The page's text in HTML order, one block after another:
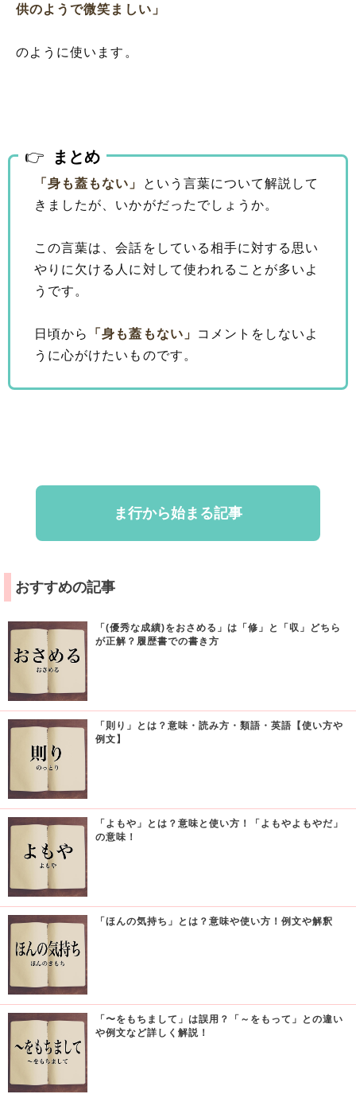
供のようで微笑ましい」
のように使います。
まとめ
「身も蓋もない」
という言葉について解説して
きましたが、いかがだったでしょうか。
この言葉は、会話をしている相手に対する思い
やりに欠ける人に対して使われることが多いよ
うです。
日頃から 「身も蓋もない」
コメントをしないよ
うに心がけたいものです。
ま行から始まる記事
おすすめの記事
「(優秀な成績)をおさめる」は「修」と「収」どちら
が正解？履歴書での書き方
「則り」とは？意味・読み方・類語・英語【使い方や
例文】
「よもや」とは？意味と使い方！「よもやよもやだ」
の意味！
「ほんの気持ち」とは？意味や使い方！例文や解釈
「〜をもちまして」は誤用？「～をもって」との違い
や例文など詳しく解説！